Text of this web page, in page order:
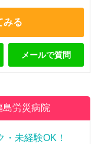
みる
メールで質問
島労災病院
未経験OK！